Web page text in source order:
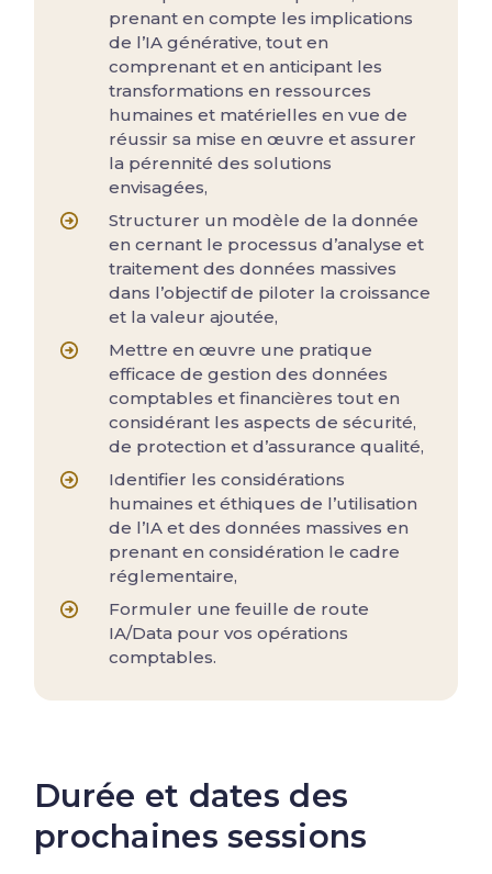
prenant en compte les implications
de l’IA générative, tout en
comprenant et en anticipant les
transformations en ressources
humaines et matérielles en vue de
réussir sa mise en œuvre et assurer
la pérennité des solutions
envisagées,
Structurer un modèle de la donnée
en cernant le processus d’analyse et
traitement des données massives
dans l’objectif de piloter la croissance
et la valeur ajoutée,
Mettre en œuvre une pratique
efficace de gestion des données
comptables et financières tout en
considérant les aspects de sécurité,
de protection et d’assurance qualité,
Identifier les considérations
humaines et éthiques de l’utilisation
de l’IA et des données massives en
prenant en considération le cadre
réglementaire,
Formuler une feuille de route
IA/Data pour vos opérations
comptables.
Durée et dates des
prochaines sessions